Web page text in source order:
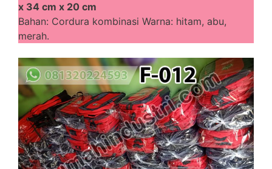
x 34 cm x 20 cm
Bahan: Cordura kombinasi Warna: hitam, abu,
merah.